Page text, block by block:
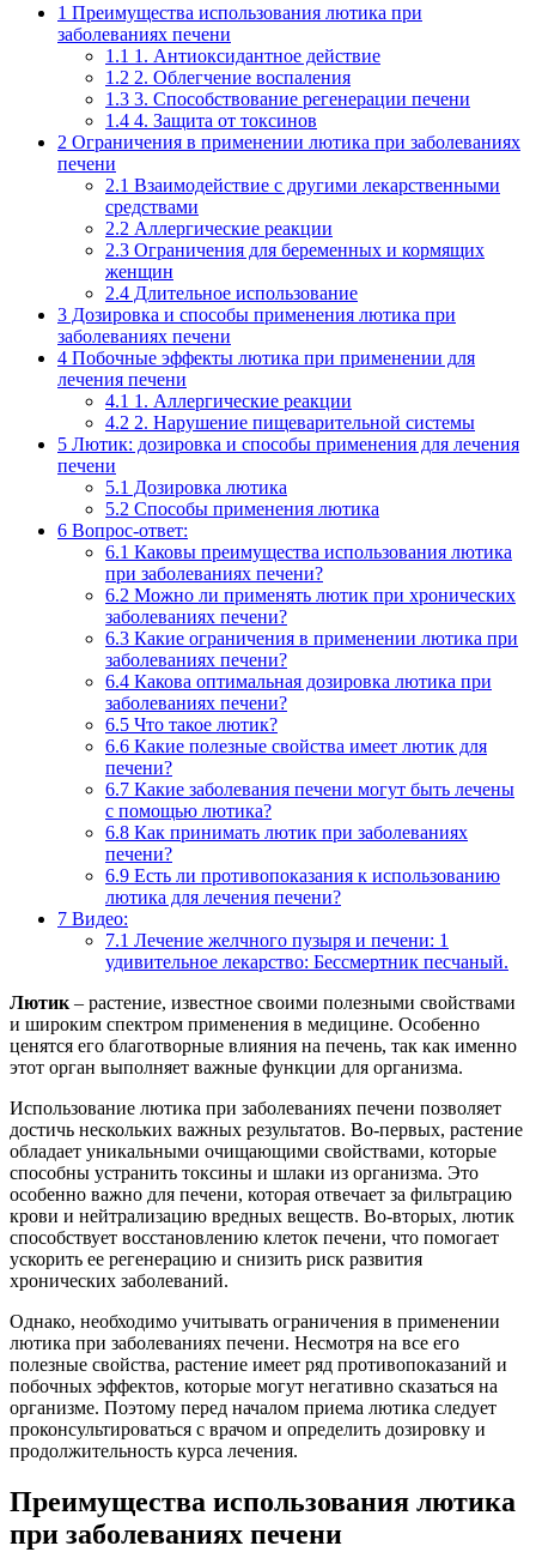
1 Преимущества использования лютика при
заболеваниях печени
1.1 1. Антиоксидантное действие
1.2 2. Облегчение воспаления
1.3 3. Способствование регенерации печени
1.4 4. Защита от токсинов
2 Ограничения в применении лютика при заболеваниях
печени
2.1 Взаимодействие с другими лекарственными
средствами
2.2 Аллергические реакции
2.3 Ограничения для беременных и кормящих
женщин
2.4 Длительное использование
3 Дозировка и способы применения лютика при
заболеваниях печени
4 Побочные эффекты лютика при применении для
лечения печени
4.1 1. Аллергические реакции
4.2 2. Нарушение пищеварительной системы
5 Лютик: дозировка и способы применения для лечения
печени
5.1 Дозировка лютика
5.2 Способы применения лютика
6 Вопрос-ответ:
6.1 Каковы преимущества использования лютика
при заболеваниях печени?
6.2 Можно ли применять лютик при хронических
заболеваниях печени?
6.3 Какие ограничения в применении лютика при
заболеваниях печени?
6.4 Какова оптимальная дозировка лютика при
заболеваниях печени?
6.5 Что такое лютик?
6.6 Какие полезные свойства имеет лютик для
печени?
6.7 Какие заболевания печени могут быть лечены
с помощью лютика?
6.8 Как принимать лютик при заболеваниях
печени?
6.9 Есть ли противопоказания к использованию
лютика для лечения печени?
7 Видео:
7.1 Лечение желчного пузыря и печени: 1
удивительное лекарство: Бессмертник песчаный.
Лютик – растение, известное своими полезными свойствами
и широким спектром применения в медицине. Особенно
ценятся его благотворные влияния на печень, так как именно
этот орган выполняет важные функции для организма.
Использование лютика при заболеваниях печени позволяет
достичь нескольких важных результатов. Во-первых, растение
обладает уникальными очищающими свойствами, которые
способны устранить токсины и шлаки из организма. Это
особенно важно для печени, которая отвечает за фильтрацию
крови и нейтрализацию вредных веществ. Во-вторых, лютик
способствует восстановлению клеток печени, что помогает
ускорить ее регенерацию и снизить риск развития
хронических заболеваний.
Однако, необходимо учитывать ограничения в применении
лютика при заболеваниях печени. Несмотря на все его
полезные свойства, растение имеет ряд противопоказаний и
побочных эффектов, которые могут негативно сказаться на
организме. Поэтому перед началом приема лютика следует
проконсультироваться с врачом и определить дозировку и
продолжительность курса лечения.
Преимущества использования лютика
при заболеваниях печени